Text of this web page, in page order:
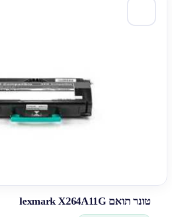
טונר תואם lexmark X264A11G